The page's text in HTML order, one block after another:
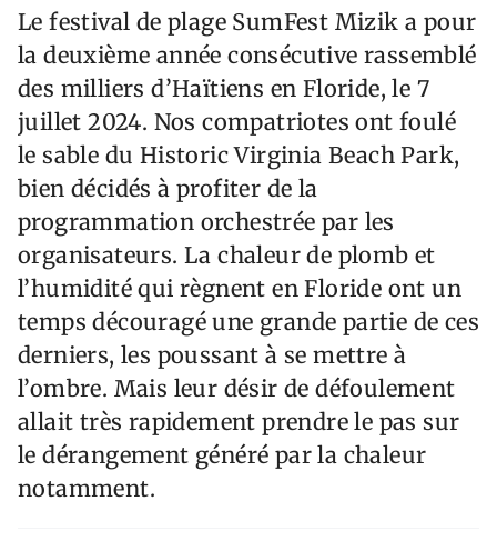
Le festival de plage SumFest Mizik a pour
la deuxième année consécutive rassemblé
des milliers d’Haïtiens en Floride, le 7
juillet 2024. Nos compatriotes ont foulé
le sable du Historic Virginia Beach Park,
bien décidés à profiter de la
programmation orchestrée par les
organisateurs. La chaleur de plomb et
l’humidité qui règnent en Floride ont un
temps découragé une grande partie de ces
derniers, les poussant à se mettre à
l’ombre. Mais leur désir de défoulement
allait très rapidement prendre le pas sur
le dérangement généré par la chaleur
notamment.